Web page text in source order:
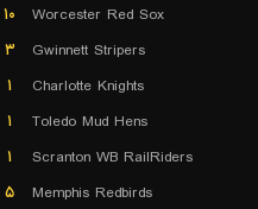
Worcester Red Sox
۱۰
Gwinnett Stripers
۳
Charlotte Knights
۱
Toledo Mud Hens
۱
Scranton WB RailRiders
۱
Memphis Redbirds
۵